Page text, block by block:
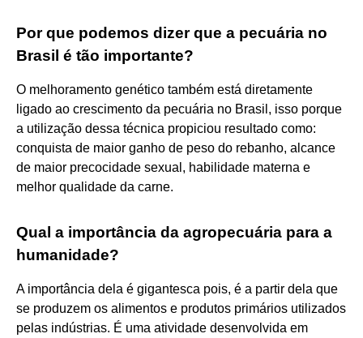
Por que podemos dizer que a pecuária no
Brasil é tão importante?
O melhoramento genético também está diretamente
ligado ao crescimento da pecuária no Brasil, isso porque
a utilização dessa técnica propiciou resultado como:
conquista de maior ganho de peso do rebanho, alcance
de maior precocidade sexual, habilidade materna e
melhor qualidade da carne.
Qual a importância da agropecuária para a
humanidade?
A importância dela é gigantesca pois, é a partir dela que
se produzem os alimentos e produtos primários utilizados
pelas indústrias. É uma atividade desenvolvida em